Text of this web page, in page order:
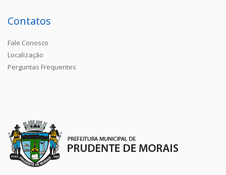
Contatos
Fale Conosco
Localização
Perguntas Frequentes